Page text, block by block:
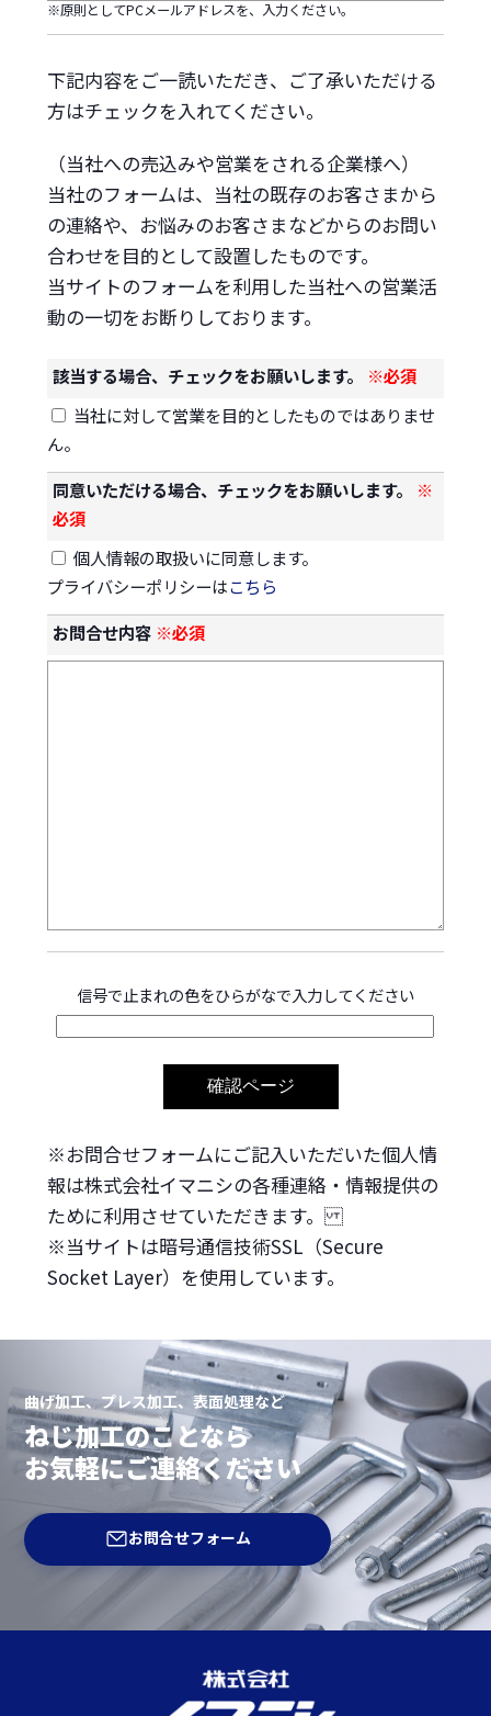
※原則としてPCメールアドレスを、入力ください。
下記内容をご一読いただき、ご了承いただける
方はチェックを入れてください。
（当社への売込みや営業をされる企業様へ）
当社のフォームは、当社の既存のお客さまから
の連絡や、お悩みのお客さまなどからのお問い
合わせを目的として設置したものです。
当サイトのフォームを利用した当社への営業活
動の一切をお断りしております。
該当する場合、チェックをお願いします。
※必須
当社に対して営業を目的としたものではありませ
ん。
同意いただける場合、チェックをお願いします。
※
必須
個人情報の取扱いに同意します。
プライバシーポリシーはこちら
お問合せ内容 ※必須
信号で止まれの色をひらがなで入力してください
※お問合せフォームにご記入いただいた個人情
報は株式会社イマニシの各種連絡・情報提供の
ために利用させていただきます。
※当サイトは暗号通信技術SSL（Secure
Socket Layer）を使用しています。
曲げ加工、プレス加工、表面処理など
ねじ加工のことなら
お気軽にご連絡ください
お問合せフォーム